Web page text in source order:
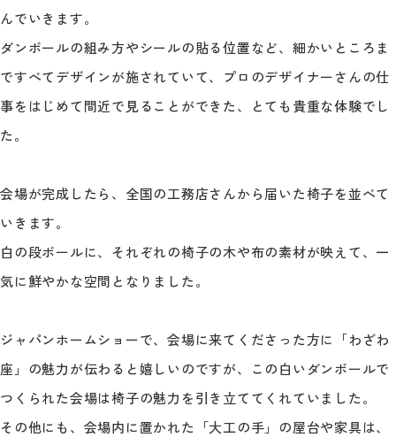
んでいきます。
ダンボールの組み方やシールの貼る位置など、細かいところま
ですべてデザインが施されていて、プロのデザイナーさんの仕
事をはじめて間近で見ることができた、とても貴重な体験でし
た。
会場が完成したら、全国の工務店さんから届いた椅子を並べて
いきます。
白の段ボールに、それぞれの椅子の木や布の素材が映えて、一
気に鮮やかな空間となりました。
ジャパンホームショーで、会場に来てくださった方に「わざわ
座」の魅力が伝わると嬉しいのですが、この白いダンボールで
つくられた会場は椅子の魅力を引き立ててくれていました。
その他にも、会場内に置かれた「大工の手」の屋台や家具は、